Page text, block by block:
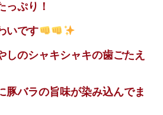
っぷり！
いです
しのシャキシャキの歯ごたえ
豚バラの旨味が染み込んでま